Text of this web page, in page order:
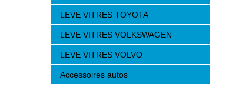
LEVE VITRES TOYOTA
LEVE VITRES VOLKSWAGEN
LEVE VITRES VOLVO
Accessoires autos